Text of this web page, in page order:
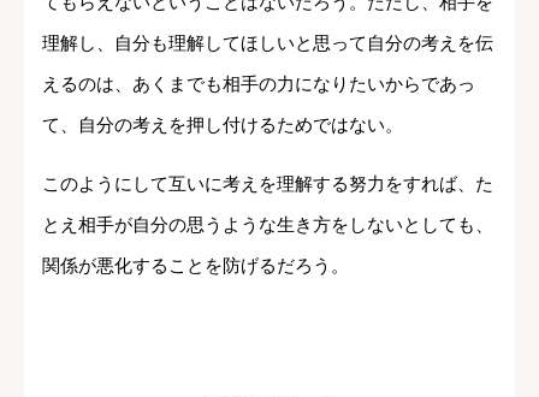
理解し、自分も理解してほしいと思って自分の考えを伝
えるのは、あくまでも相手の力になりたいからであっ
て、自分の考えを押し付けるためではない。
このようにして互いに考えを理解する努力をすれば、た
とえ相手が自分の思うような生き方をしないとしても、
関係が悪化することを防げるだろう。